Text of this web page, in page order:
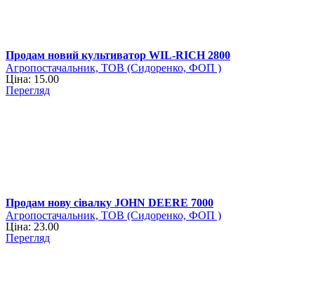
Продам новий культиватор WIL-RICH 2800
Агропостачальник, ТОВ (Сидоренко, ФОП )
Ціна: 15.00
Перегляд
Продам нову сівалку JOHN DEERE 7000
Агропостачальник, ТОВ (Сидоренко, ФОП )
Ціна: 23.00
Перегляд